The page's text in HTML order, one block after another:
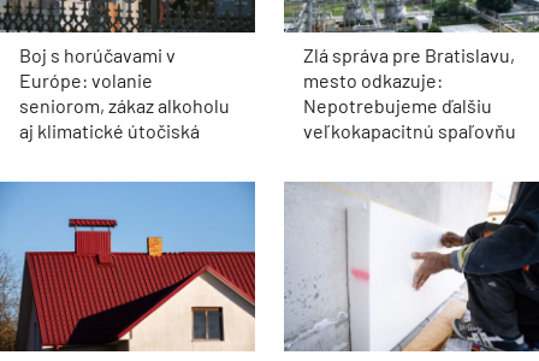
Boj s horúčavami v
Európe: volanie
seniorom, zákaz alkoholu
aj klimatické útočiská
Zlá správa pre Bratislavu,
mesto odkazuje:
Nepotrebujeme ďalšiu
veľkokapacitnú spaľovňu